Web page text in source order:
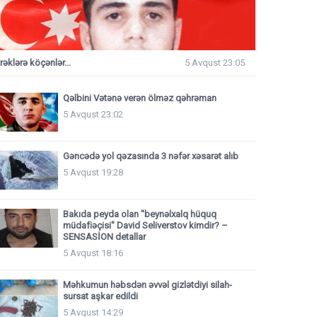
köçənlər... 5 Avqust 23:05
Qəlbini Vətənə verən ölməz qəhrəman
5 Avqust 23:02
Gəncədə yol qəzasında 3 nəfər xəsarət alıb
5 Avqust 19:28
Bakıda peyda olan "beynəlxalq hüquq
müdafiəçisi" David Seliverstov kimdir? –
SENSASİON detallar
5 Avqust 18:16
Məhkumun həbsdən əvvəl gizlətdiyi silah-
sursat aşkar edildi
5 Avqust 14:29